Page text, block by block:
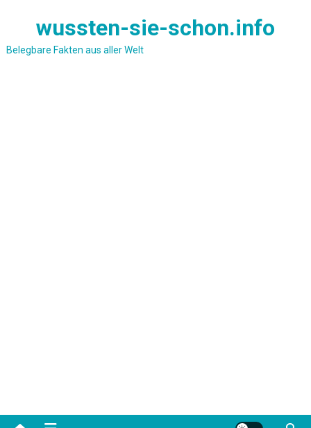
wussten-sie-schon.info
Belegbare Fakten aus aller Welt